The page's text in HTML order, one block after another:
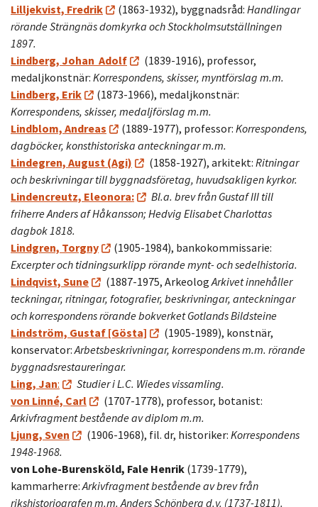
Lilljekvist, Fredrik
(1863-1932), byggnadsråd: Handlingar
rörande Strängnäs domkyrka och Stockholmsutställningen
1897.
Lindberg, Johan Adolf
(1839-1916), professor,
medaljkonstnär: Korrespondens, skisser, myntförslag m.m.
Lindberg, Erik
(1873-1966), medaljkonstnär:
Korrespondens, skisser, medaljförslag m.m.
Lindblom, Andreas
(1889-1977), professor: Korrespondens,
dagböcker, konsthistoriska anteckningar m.m.
Lindegren, August (Agi)
(1858-1927), arkitekt: Ritningar
och beskrivningar till byggnadsföretag, huvudsakligen kyrkor.
Lindencreutz, Eleonora:
Bl.a. brev från Gustaf III till
friherre Anders af Håkansson; Hedvig Elisabet Charlottas
dagbok 1818.
Lindgren, Torgny
(1905-1984), bankokommissarie:
Excerpter och tidningsurklipp rörande mynt- och sedelhistoria.
Lindqvist, Sune
(1887-1975, Arkeolog Arkivet innehåller
teckningar, ritningar, fotografier, beskrivningar, anteckningar
och korrespondens rörande bokverket Gotlands Bildsteine
Lindström, Gustaf [Gösta]
(1905-1989), konstnär,
konservator: Arbetsbeskrivningar, korrespondens m.m. rörande
byggnadsrestaureringar.
Ling, Jan:
Studier i L.C. Wiedes vissamling.
von Linné, Carl
(1707-1778), professor, botanist:
Arkivfragment bestående av diplom m.m.
Ljung, Sven
(1906-1968), fil. dr, historiker: Korrespondens
1948-1968.
von Lohe-Burensköld, Fale Henrik (1739-1779),
kammarherre: Arkivfragment bestående av brev från
rikshistoriografen m.m. Anders Schönberg d.y. (1737-1811).